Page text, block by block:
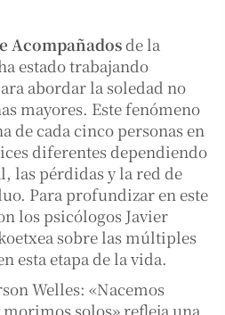
Acompañadosde la
estado trabajando
abordar la soledad no
mayores. Este fenómeno
de cada cinco personas en
diferentes dependiendo
las pérdidas y la red de
Para profundizar en este
los psicólogos Javier
sobre las múltiples
esta etapa de la vida.
Welles: «Nacemos
solos» refleja una